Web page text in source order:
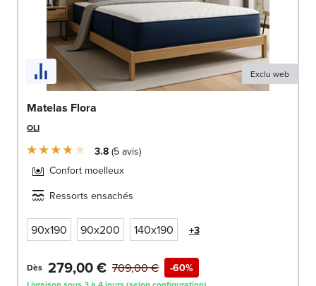
Exclu web
Matelas Flora
OLI
3.8 5 avis
Confort moelleux
Ressorts ensachés
90x190 90x200 140x190 +3
Dès 279,00 € -60%
709,00 €